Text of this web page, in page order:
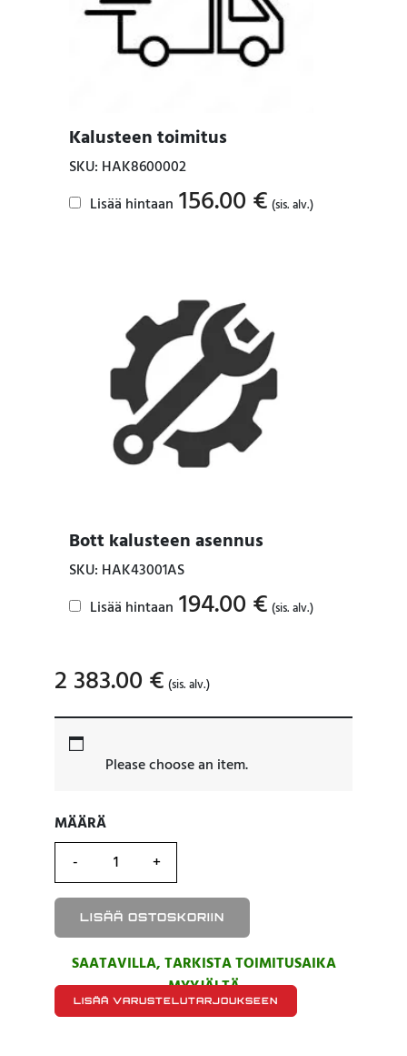
Kalusteen toimitus
SKU: HAK8600002
Lisää hintaan 156.00 € (sis. alv.)
Bott kalusteen asennus
SKU: HAK43001AS
Lisää hintaan 194.00 € (sis. alv.)
2 383.00 € (sis. alv.)
Please choose an item.
MÄÄRÄ
MÄÄRÄ
LISÄÄ OSTOSKORIIN
SAATAVILLA, TARKISTA TOIMITUSAIKA
MYYJÄLTÄ
LISÄÄ VARUSTELUTARJOUKSEEN